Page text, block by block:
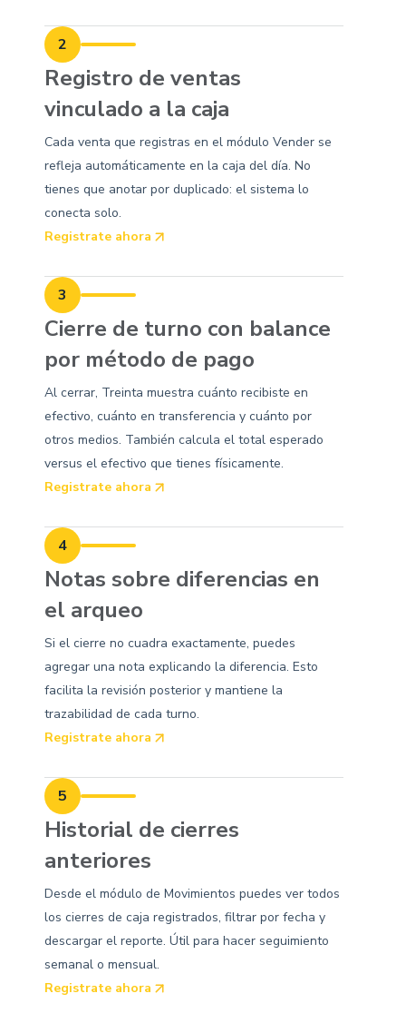
2
Registro de ventas
vinculado a la caja
Cada venta que registras en el módulo Vender se
refleja automáticamente en la caja del día. No
tienes que anotar por duplicado: el sistema lo
conecta solo.
Registrate ahora
3
Cierre de turno con balance
por método de pago
Al cerrar, Treinta muestra cuánto recibiste en
efectivo, cuánto en transferencia y cuánto por
otros medios. También calcula el total esperado
versus el efectivo que tienes físicamente.
Registrate ahora
4
Notas sobre diferencias en
el arqueo
Si el cierre no cuadra exactamente, puedes
agregar una nota explicando la diferencia. Esto
facilita la revisión posterior y mantiene la
trazabilidad de cada turno.
Registrate ahora
5
Historial de cierres
anteriores
Desde el módulo de Movimientos puedes ver todos
los cierres de caja registrados, filtrar por fecha y
descargar el reporte. Útil para hacer seguimiento
semanal o mensual.
Registrate ahora